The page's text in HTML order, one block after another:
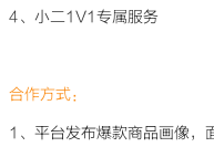
4、小二1V1专属服务
合作方式：
1、平台发布爆款商品画像，